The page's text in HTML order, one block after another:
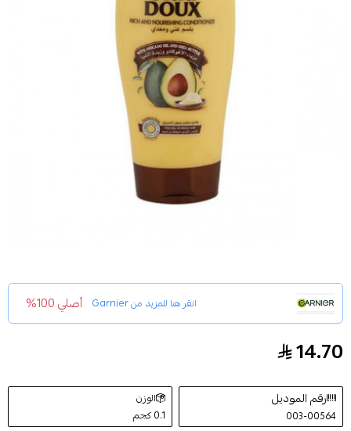
انقر هنا للمزيد منGarnier أصلي 100%
بلسم الترا دوكس بزيت الافوكادو وزبدة الشيا من غارنييه
14.70
رقم الموديل
003-00564
الوزن
0.1 كجم